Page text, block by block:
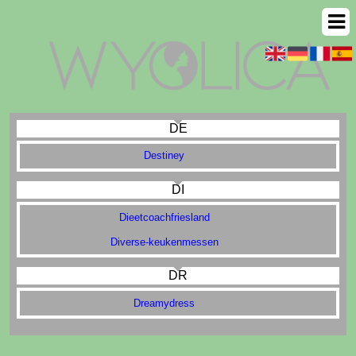
DE
Destiney
DI
Dieetcoachfriesland
Diverse-keukenmessen
DR
Dreamydress